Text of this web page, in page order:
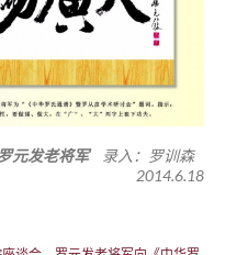
罗元发老将军录入：罗训森
2014.6.18